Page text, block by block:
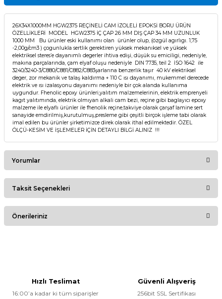
26X34X1000MM HGW2375 REÇİNELİ CAM İZOLELİ EPOKSİ BORU ÜRÜN
ÖZELLİKLERİ MODEL HGW2375 İÇ ÇAP 26 MM DIŞ ÇAP 34 MM UZUNLUK
1000 MM Bu ürünler eski kullanımı olan ürünler olup, (özgül agırlıgı. 1,75
-2,00g/cm3 ) çogunlukla sertlik gerektiren yüksek mekanıksel ve yüksek
elektriksel steres’e dayanımlı degerler ihtiva edişi, düşük su emiciligi, nedeniyle,
makına parçalarında, çam elyaf oluşu nedeniyle DIN 7735, teil 2 İSO 1642 ile
3240/3240-3/C880/C881/C882/C883şarlarına benzerlik taşır 40 kV elektriksel
deger, zor mekanik ve talaş kaldırma + 110 C ısı dayanımı, mukemmel derecede
elektrik ve ısı izalasyonu dayanımı nedeniyle bir çok alanda kullanıma
uygundur. Fhenolic epoxy ürünleri,yalıtım malzemelerinin, elektrik emprenyeli
kagıt yalıtımında, elektrik olmıyan alkali cam bezi, reçine gibi baglayıcı epoxy
malzeme ile elyaflı ürünler ile fhenolik reçine,takviye olarak çarşaf lamine sert
sanayide emdirilmiş,kurutulmuş,presleme gibi çeşitli birçok işleme tabi olarak
imal edilen bu ürünler şirketimizce direk olarak ithal edilmektedir. ÖZEL
ÖLÇÜ-KESİM VE İŞLEMELER İÇİN DETAYLI BİLGİ ALINIZ !!!
Yorumlar
Bu ürüne ilk yorumu siz yapın!
Taksit Seçenekleri
Önerileriniz
Hızlı Teslimat
16:00’a kadar ki tüm siparişler
Güvenli Alışveriş
256bit SSL Sertifikası